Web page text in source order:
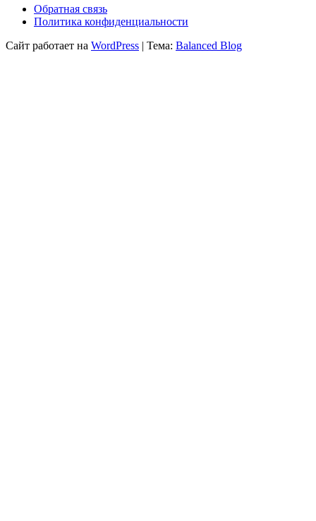
Обратная связь
Политика конфиденциальности
Сайт работает на WordPress | Тема: Balanced Blog